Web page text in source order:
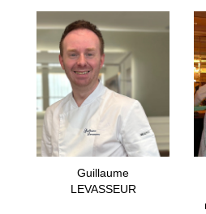
Guillaume
LEVASSEUR